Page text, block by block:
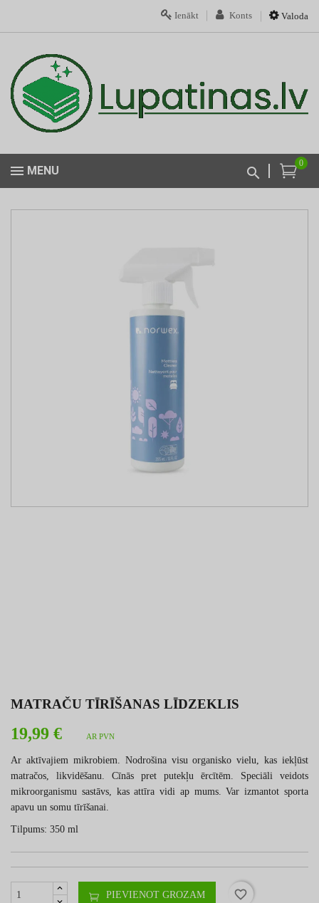
Valoda
Konts
Ienākt
0
MENU
MATRAČU TĪRĪŠANAS LĪDZEKLIS
19,99 € AR PVN
Ar aktīvajiem mikrobiem. Nodrošina visu organisko vielu, kas iekļūst
matračos, likvidēšanu. Cīnās pret putekļu ērcītēm. Speciāli veidots
mikroorganismu sastāvs, kas attīra vidi ap mums. Var izmantot sporta
apavu un somu tīrīšanai.
Tilpums: 350 ml
PIEVIENOT GROZAM favorite_border